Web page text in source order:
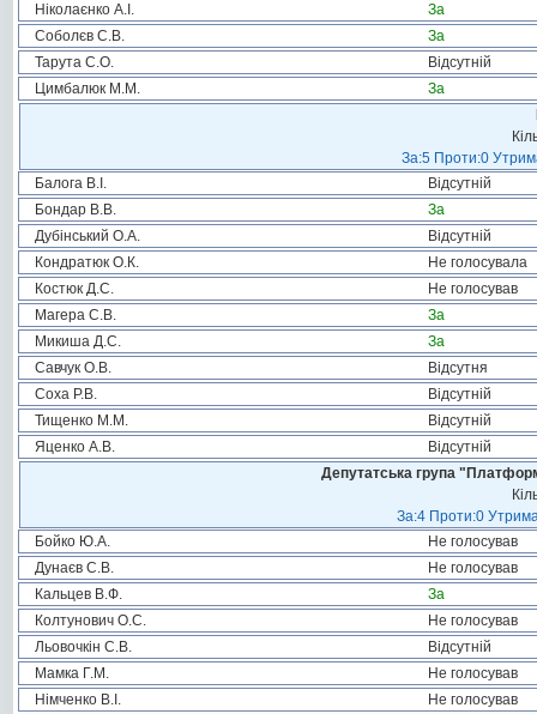
Ніколаєнко А.І.
За
Соболєв С.В.
За
Тарута С.О.
Відсутній
Цимбалюк М.М.
За
За:5 Проти:0
Балога В.І.
Відсутній
Бондар В.В.
За
Дубінський О.А.
Відсутній
Кондратюк О.К.
Не голосувала
Костюк Д.С.
Не голосував
Магера С.В.
За
Микиша Д.С.
За
Савчук О.В.
Відсутня
Соха Р.В.
Відсутній
Тищенко М.М.
Відсутній
Яценко А.В.
Відсутній
Депутатська група
За:4 Проти:0
Бойко Ю.А.
Не голосував
Дунаєв С.В.
Не голосував
Кальцев В.Ф.
За
Колтунович О.С.
Не голосував
Льовочкін С.В.
Відсутній
Мамка Г.М.
Не голосував
Німченко В.І.
Не голосував